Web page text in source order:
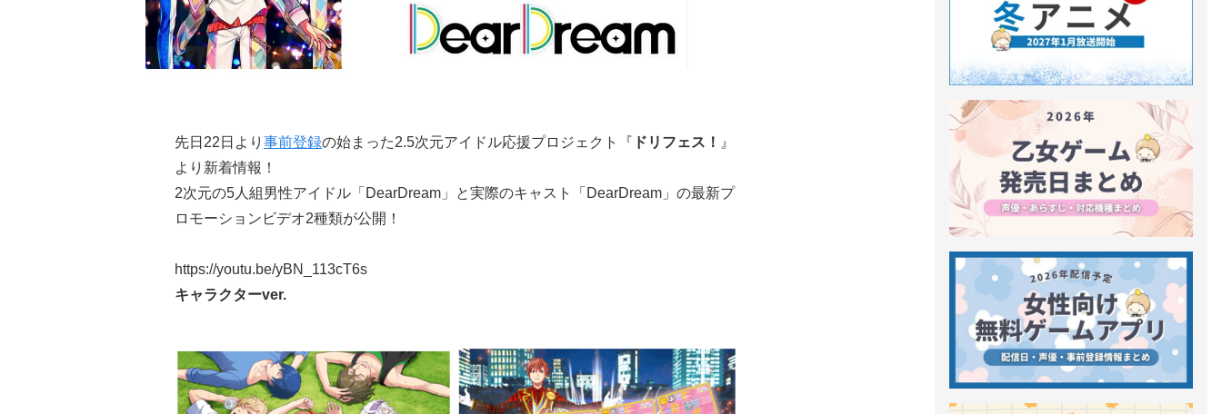
先日22日より 事前登録の始まった2.5次元アイドル応援プロジェクト『 ドリフェス！ 』
より新着情報！
2次元の5人組男性アイドル「DearDream」と実際のキャスト「DearDream」の最新プ
ロモーションビデオ2種類が公開！
https://youtu.be/yBN_113cT6s
キャラクターver.